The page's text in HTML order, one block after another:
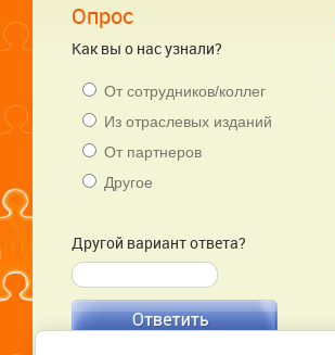
Опрос
Как вы о нас узнали?
От сотрудников/коллег
Из отраслевых изданий
От партнеров
Другое
Другой вариант ответа?